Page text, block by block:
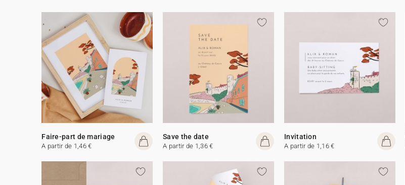
Faire-part de mariage
A partir de 1,46 €
Save the date
A partir de 1,36 €
Invitation
A partir de 1,16 €